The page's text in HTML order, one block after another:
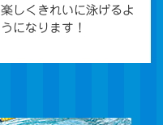
楽しくきれいに泳げるよ
うになります！